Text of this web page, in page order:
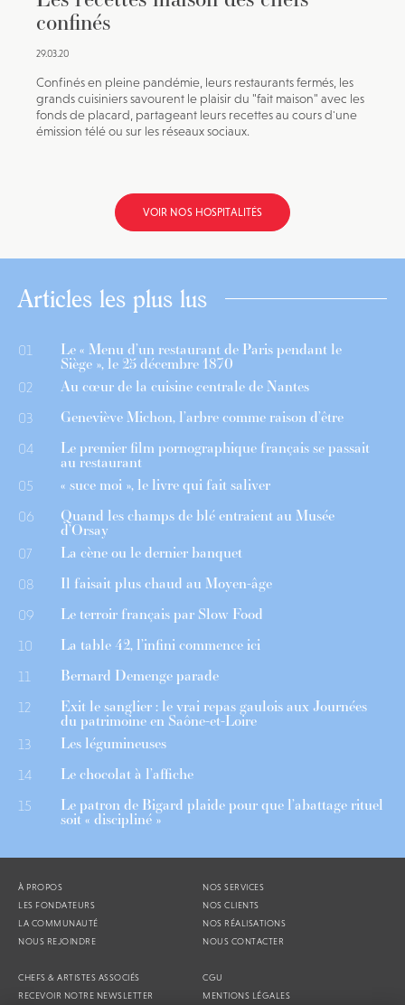
confinés
29.03.20
Confinés en pleine pandémie, leurs restaurants fermés, les
grands cuisiniers savourent le plaisir du "fait maison" avec les
fonds de placard, partageant leurs recettes au cours d'une
émission télé ou sur les réseaux sociaux.
VOIR NOS HOSPITALITÉS
Articles les plus lus
01 Le « Menu d’un restaurant de Paris pendant le
Siège », le 25 décembre 1870
02 Au cœur de la cuisine centrale de Nantes
03 Geneviève Michon, l’arbre comme raison d’être
04 Le premier film pornographique français se passait
au restaurant
05 « suce moi », le livre qui fait saliver
06 Quand les champs de blé entraient au Musée
d’Orsay
07 La cène ou le dernier banquet
08 Il faisait plus chaud au Moyen-âge
09 Le terroir français par Slow Food
10 La table 42, l’infini commence ici
11 Bernard Demenge parade
12 Exit le sanglier : le vrai repas gaulois aux Journées
du patrimoine en Saône-et-Loire
13 Les légumineuses
14 Le chocolat à l’affiche
15 Le patron de Bigard plaide pour que l’abattage rituel
soit « discipliné »
À PROPOS
LES FONDATEURS
LA COMMUNAUTÉ
NOUS REJOINDRE
NOS SERVICES
NOS CLIENTS
NOS RÉALISATIONS
NOUS CONTACTER
CHEFS & ARTISTES ASSOCIÉS
RECEVOIR NOTRE NEWSLETTER
CGU
MENTIONS LÉGALES